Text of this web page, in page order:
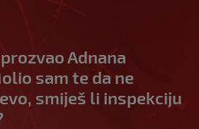
Adnana
sam te da ne
smiješ li inspekciju